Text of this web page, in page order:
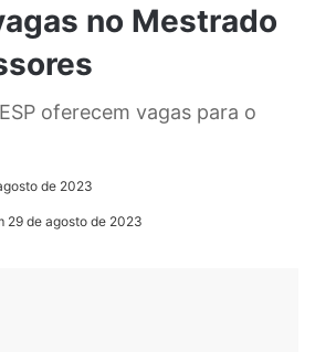
no Mestrado
oferecem vagas para o
de 2023
29 de agosto de 2023